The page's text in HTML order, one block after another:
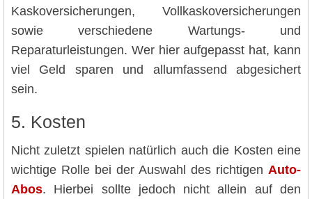
Kaskoversicherungen, Vollkaskoversicherungen
sowie verschiedene Wartungs- und
Reparaturleistungen. Wer hier aufgepasst hat, kann
viel Geld sparen und allumfassend abgesichert
sein.
5. Kosten
Nicht zuletzt spielen natürlich auch die Kosten eine
wichtige Rolle bei der Auswahl des richtigen Auto-
Abos. Hierbei sollte jedoch nicht allein auf den